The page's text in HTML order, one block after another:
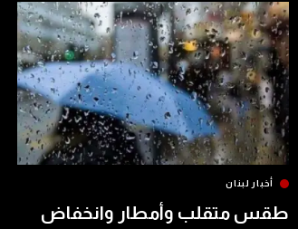
أخبار لبنان
طقس متقلب وأمطار وانخفاض